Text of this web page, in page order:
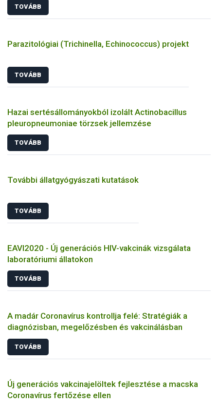
TOVÁBB
Parazitológiai (Trichinella, Echinococcus) projekt
TOVÁBB
Hazai sertésállományokból izolált Actinobacillus
pleuropneumoniae törzsek jellemzése
TOVÁBB
További állatgyógyászati kutatások
TOVÁBB
EAVI2020 - Új generációs HIV-vakcinák vizsgálata
laboratóriumi állatokon
TOVÁBB
A madár Coronavírus kontrollja felé: Stratégiák a
diagnózisban, megelőzésben és vakcinálásban
TOVÁBB
Új generációs vakcinajelöltek fejlesztése a macska
Coronavírus fertőzése ellen